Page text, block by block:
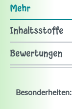
Mehr
Inhaltsstoffe
Bewertungen
Besonderheiten: